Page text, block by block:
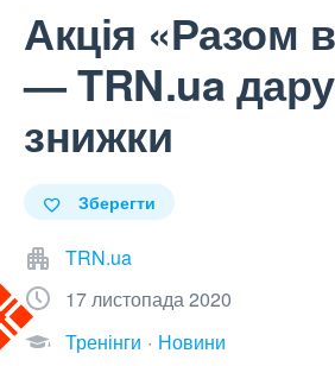
Акція «Разом
— TRN.ua
знижки
Зберегти
TRN.ua
17 листопада 2020
Тренінги
Новини